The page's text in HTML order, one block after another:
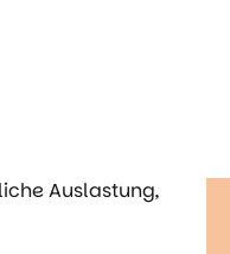
Auslastung,